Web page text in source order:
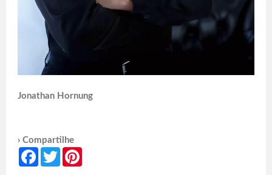
Jonathan Hornung
› Compartilhe
Facebook
Twitter